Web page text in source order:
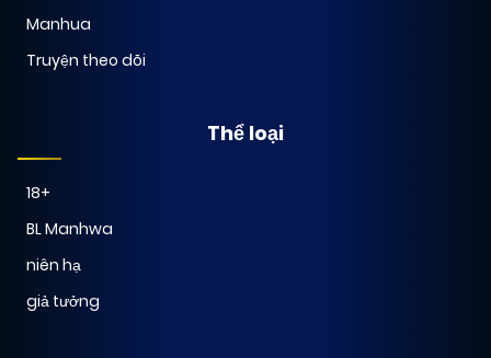
Manhua
Truyện theo dõi
Thể loại
18+
BL Manhwa
niên hạ
giả tưởng